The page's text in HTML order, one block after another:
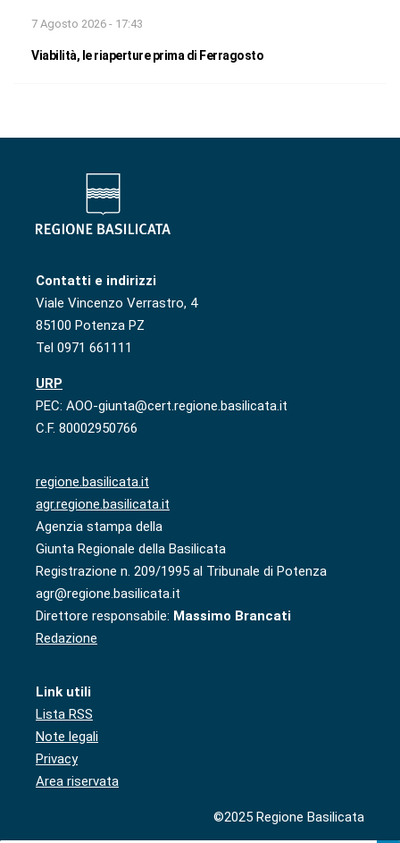
7 Agosto 2026 - 17:43
Viabilità, le riaperture prima di Ferragosto
Contatti e indirizzi
Viale Vincenzo Verrastro, 4
85100 Potenza PZ
Tel 0971 661111
URP
PEC: AOO-giunta@cert.regione.basilicata.it
C.F. 80002950766
regione.basilicata.it
agr.regione.basilicata.it
Agenzia stampa della
Giunta Regionale della Basilicata
Registrazione n. 209/1995 al Tribunale di Potenza
agr@regione.basilicata.it
Direttore responsabile: Massimo Brancati
Redazione
Link utili
Lista RSS
Note legali
Privacy
Area riservata
©2025 Regione Basilicata